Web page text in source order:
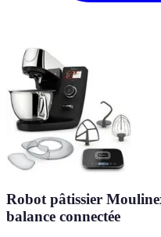
Robot pâtissier
balance connectée